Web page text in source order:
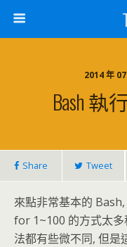
2014 年
Bash 執
Share Tweet
來點非常基本的
for 1~100 的方式太多
法都有些微不同, 但是